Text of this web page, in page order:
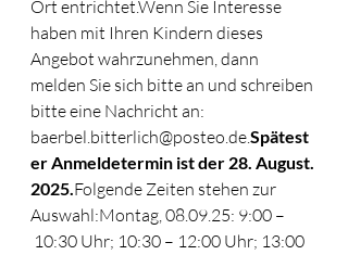
Ort entrichtet.Wenn Sie Interesse
haben mit Ihren Kindern dieses
Angebot wahrzunehmen, dann
melden Sie sich bitte an und schreiben
bitte eine Nachricht an:
baerbel.bitterlich@posteo.de.Spätest
er Anmeldetermin ist der 28. August.
2025.Folgende Zeiten stehen zur
Auswahl:Montag, 08.09.25: 9:00 –
10:30 Uhr; 10:30 – 12:00 Uhr; 13:00